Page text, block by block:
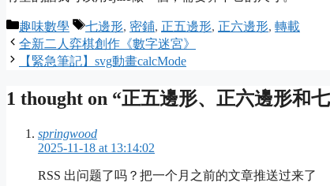
Categories
趣味數學 Tags
七邊形, 密鋪, 正五邊形, 正六邊形, 轉載
全新二人弈棋創作《數字迷宮》
【緊急筆記】svg動畫calcMode
1 thought on “正五邊形、正六邊形和
springwood
2025-11-18 at 13:14:02
RSS 出问题了吗？把一个月之前的文章推送过来了